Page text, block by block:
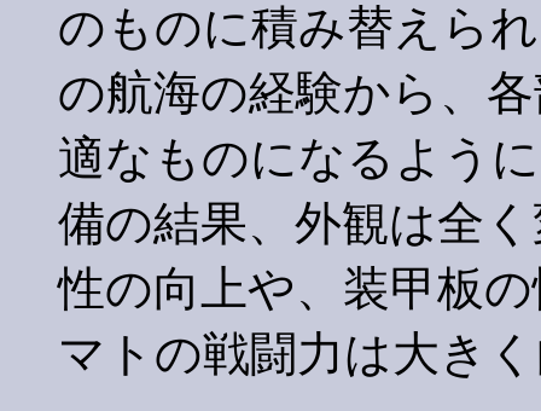
のものに積み替えら
の航海の経験から、
適なものになるよう
備の結果、外観は全
性の向上や、装甲板
マトの戦闘力は大き